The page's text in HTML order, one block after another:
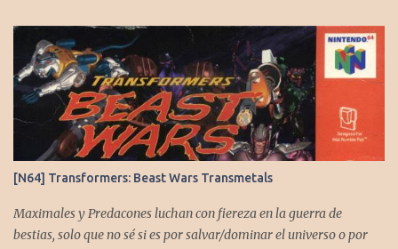
r
i
o
s
[N64] Transformers: Beast Wars Transmetals
Maximales y Predacones luchan con fiereza en la guerra de
bestias, solo que no sé si es por salvar/dominar el universo o por